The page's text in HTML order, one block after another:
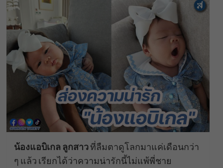
น้องแอบิเกล ลูกสาวที่ลืมตาดูโลกมาแค่เดือนกว่า
ๆ แล้ว เรียกได้ว่าความน่ารักนี้ไม่แพ้พี่ชาย